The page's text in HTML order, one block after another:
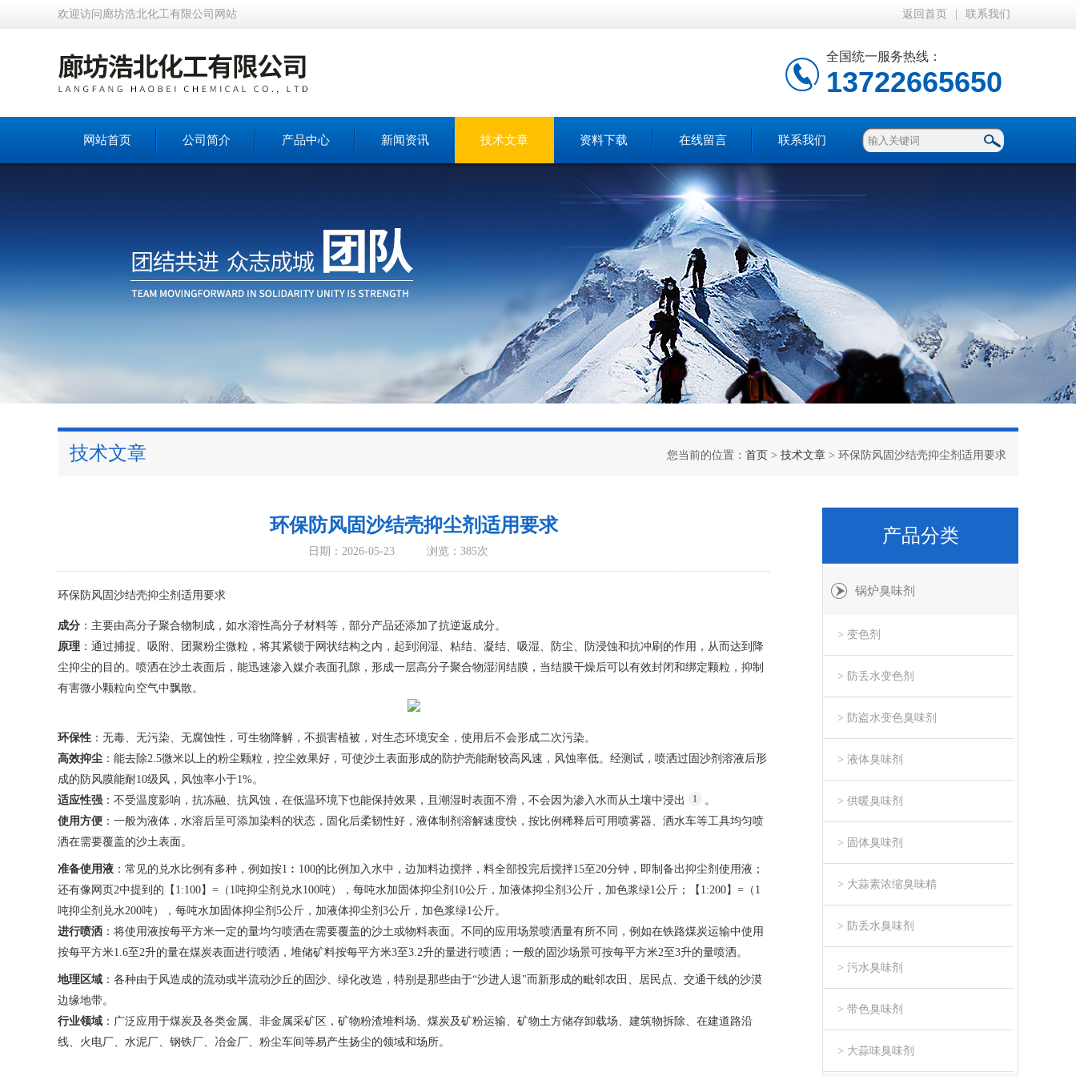
欢迎访问廊坊浩北化工有限公司网站 返回首页 联系我们
全国统一服务热线：
13722665650
网站首页 公司简介 产品中心 新闻资讯 技术文章 资料下载 在线留言 联系我们
技术文章 您当前的位置： 首页 > 技术文章 > 环保防风固沙结壳抑尘剂适用要求
环保防风固沙结壳抑尘剂适用要求
日期：2026-05-23 浏览：385次
环保防风固沙结壳抑尘剂适用要求
成分 ：主要由高分子聚合物制成，如水溶性高分子材料等，部分产品还添加了抗逆返成分。
原理 ：通过捕捉、吸附、团聚粉尘微粒，将其紧锁于网状结构之内，起到润湿、粘结、凝结、吸湿、防尘、防浸蚀和抗冲刷的作用，从而达到降
尘抑尘的目的。喷洒在沙土表面后，能迅速渗入媒介表面孔隙，形成一层高分子聚合物湿润结膜，当结膜干燥后可以有效封闭和绑定颗粒，抑制
有害微小颗粒向空气中飘散。
环保性 ：无毒、无污染、无腐蚀性，可生物降解，不损害植被，对生态环境安全，使用后不会形成二次污染。
高效抑尘 ：能去除2.5微米以上的粉尘颗粒，控尘效果好，可使沙土表面形成的防护壳能耐较高风速，风蚀率低。经测试，喷洒过固沙剂溶液后形
成的防风膜能耐10级风，风蚀率小于1%。
适应性强 ：不受温度影响，抗冻融、抗风蚀，在低温环境下也能保持效果，且潮湿时表面不滑，不会因为渗入水而从土壤中浸出 1
。
使用方便 ：一般为液体，水溶后呈可添加染料的状态，固化后柔韧性好，液体制剂溶解速度快，按比例稀释后可用喷雾器、洒水车等工具均匀喷
洒在需要覆盖的沙土表面。
准备使用液 ：常见的兑水比例有多种，例如按1︰100的比例加入水中，边加料边搅拌，料全部投完后搅拌15至20分钟，即制备出抑尘剂使用液；
还有像网页2中提到的【1:100】=（1吨抑尘剂兑水100吨），每吨水加固体抑尘剂10公斤，加液体抑尘剂3公斤，加色浆绿1公斤；【1:200】=（1
吨抑尘剂兑水200吨），每吨水加固体抑尘剂5公斤，加液体抑尘剂3公斤，加色浆绿1公斤。
进行喷洒 ：将使用液按每平方米一定的量均匀喷洒在需要覆盖的沙土或物料表面。不同的应用场景喷洒量有所不同，例如在铁路煤炭运输中使用
按每平方米1.6至2升的量在煤炭表面进行喷洒，堆储矿料按每平方米3至3.2升的量进行喷洒；一般的固沙场景可按每平方米2至3升的量喷洒。
地理区域 ：各种由于风造成的流动或半流动沙丘的固沙、绿化改造，特别是那些由于“沙进人退"而新形成的毗邻农田、居民点、交通干线的沙漠
边缘地带。
行业领域 ：广泛应用于煤炭及各类金属、非金属采矿区，矿物粉渣堆料场、煤炭及矿粉运输、矿物土方储存卸载场、建筑物拆除、在建道路沿
线、火电厂、水泥厂、钢铁厂、冶金厂、粉尘车间等易产生扬尘的领域和场所。
产品分类
锅炉臭味剂
> 变色剂
> 防丢水变色剂
> 防盗水变色臭味剂
> 液体臭味剂
> 供暖臭味剂
> 固体臭味剂
> 大蒜素浓缩臭味精
> 防丢水臭味剂
> 污水臭味剂
> 带色臭味剂
> 大蒜味臭味剂